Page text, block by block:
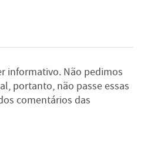
informativo. Não pedimos
portanto, não passe essas
comentários das